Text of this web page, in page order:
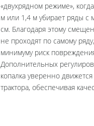
«двухрядном режиме»,
м или 1,4 м убирает ряды с
см. Благодаря этому
не проходят по самому
минимуму риск
Дополнительных
копалка уверенно
трактора, обеспечивая